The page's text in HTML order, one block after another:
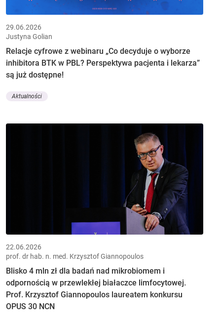
29.06.2026
Justyna Golian
Relacje cyfrowe z webinaru „Co decyduje o wyborze
inhibitora BTK w PBL? Perspektywa pacjenta i lekarza”
są już dostępne!
Aktualności
22.06.2026
prof. dr hab. n. med. Krzysztof Giannopoulos
Blisko 4 mln zł dla badań nad mikrobiomem i
odpornością w przewlekłej białaczce limfocytowej.
Prof. Krzysztof Giannopoulos laureatem konkursu
OPUS 30 NCN